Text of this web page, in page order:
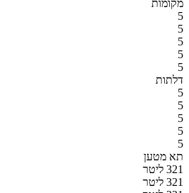
מקומות
5
5
5
5
5
דלתות
5
5
5
5
5
תא מטען
321 ליטר
321 ליטר